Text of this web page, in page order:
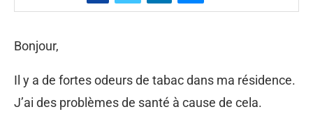
Bonjour,
Il y a de fortes odeurs de tabac dans ma résidence.
J’ai des problèmes de santé à cause de cela.